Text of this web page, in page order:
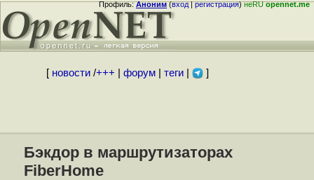
Профиль:Аноним(вход|регистрация)неRUopennet.me
[ новости/+++ форум| теги| ]
Бэкдор в маршрутизаторах
FiberHome